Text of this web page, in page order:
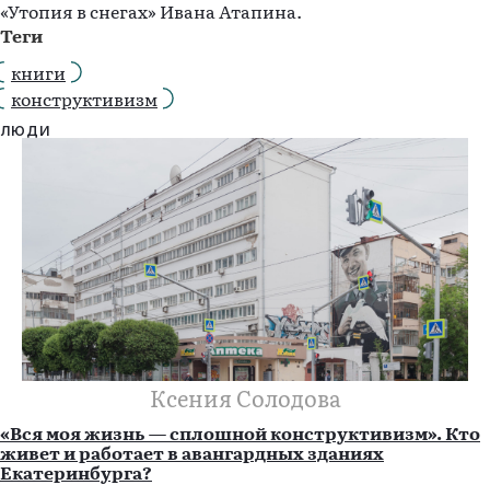
«Утопия в снегах» Ивана Атапина.
Теги
книги
конструктивизм
ЛЮДИ
Ксения Солодова
«Вся моя жизнь — сплошной конструктивизм». Кто
живет и работает в авангардных зданиях
Екатеринбурга?